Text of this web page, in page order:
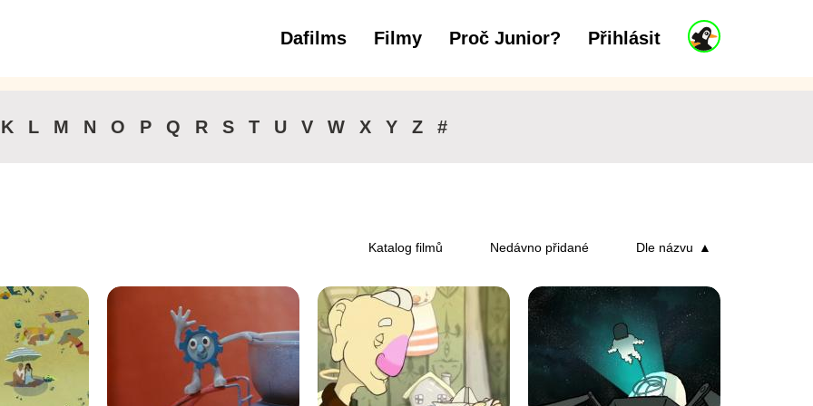
J
u
Dafilms Filmy Proč Junior? Přihlásit
3 až 6 let 7 až 11 let 12 a více let
K L M N O P Q R S T U V W X Y Z #
Katalog filmů Nedávno přidané Dle názvu